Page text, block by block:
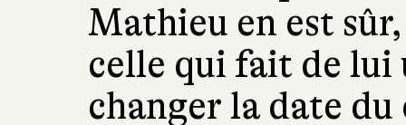
Mathieu en est
celle qui fait de lui
changer la date